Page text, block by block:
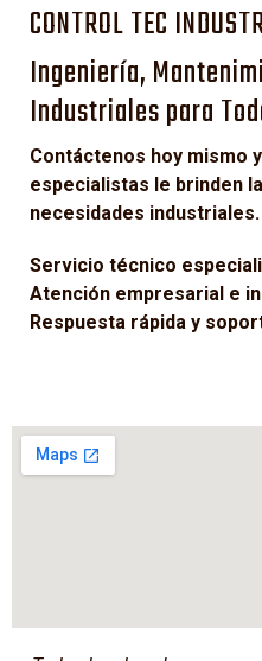
CONTROL TEC
Ingeniería,
Industriales para
Contáctenos hoy mismo
especialistas le brinden
necesidades industriales.
Servicio técnico
Atención empresarial e
Respuesta rápida y